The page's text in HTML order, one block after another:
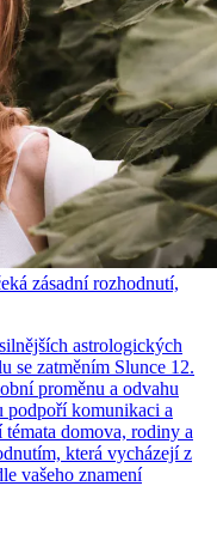
zásadní rozhodnutí,
astrologických
se zatměním Slunce 12.
proměnu a odvahu
podpoří komunikaci a
domova, rodiny a
která vycházejí z
vašeho znamení